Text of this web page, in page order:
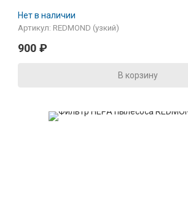
Нет в наличии
Артикул: REDMOND (узкий)
900 ₽
В корзину